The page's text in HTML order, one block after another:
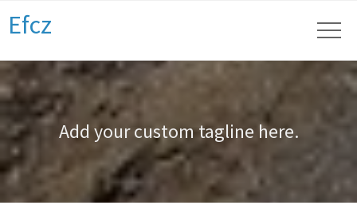
Efcz
Add your custom tagline here.